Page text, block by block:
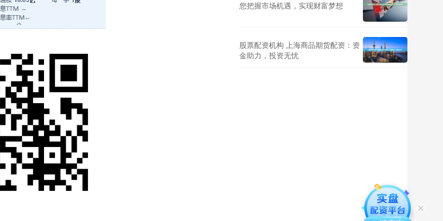
您把握市场机遇，实现财富梦想
股票配资机构 上海商品期货配资：资
金助力，投资无忧